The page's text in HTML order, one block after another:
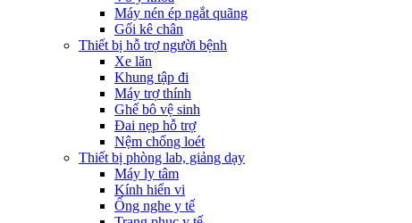
Máy nén ép ngắt quãng
Gối kê chân
Thiết bị hỗ trợ người bệnh
Xe lăn
Khung tập đi
Máy trợ thính
Ghế bô vệ sinh
Đai nẹp hỗ trợ
Nệm chống loét
Thiết bị phòng lab, giảng dạy
Máy ly tâm
Kính hiển vi
Ống nghe y tế